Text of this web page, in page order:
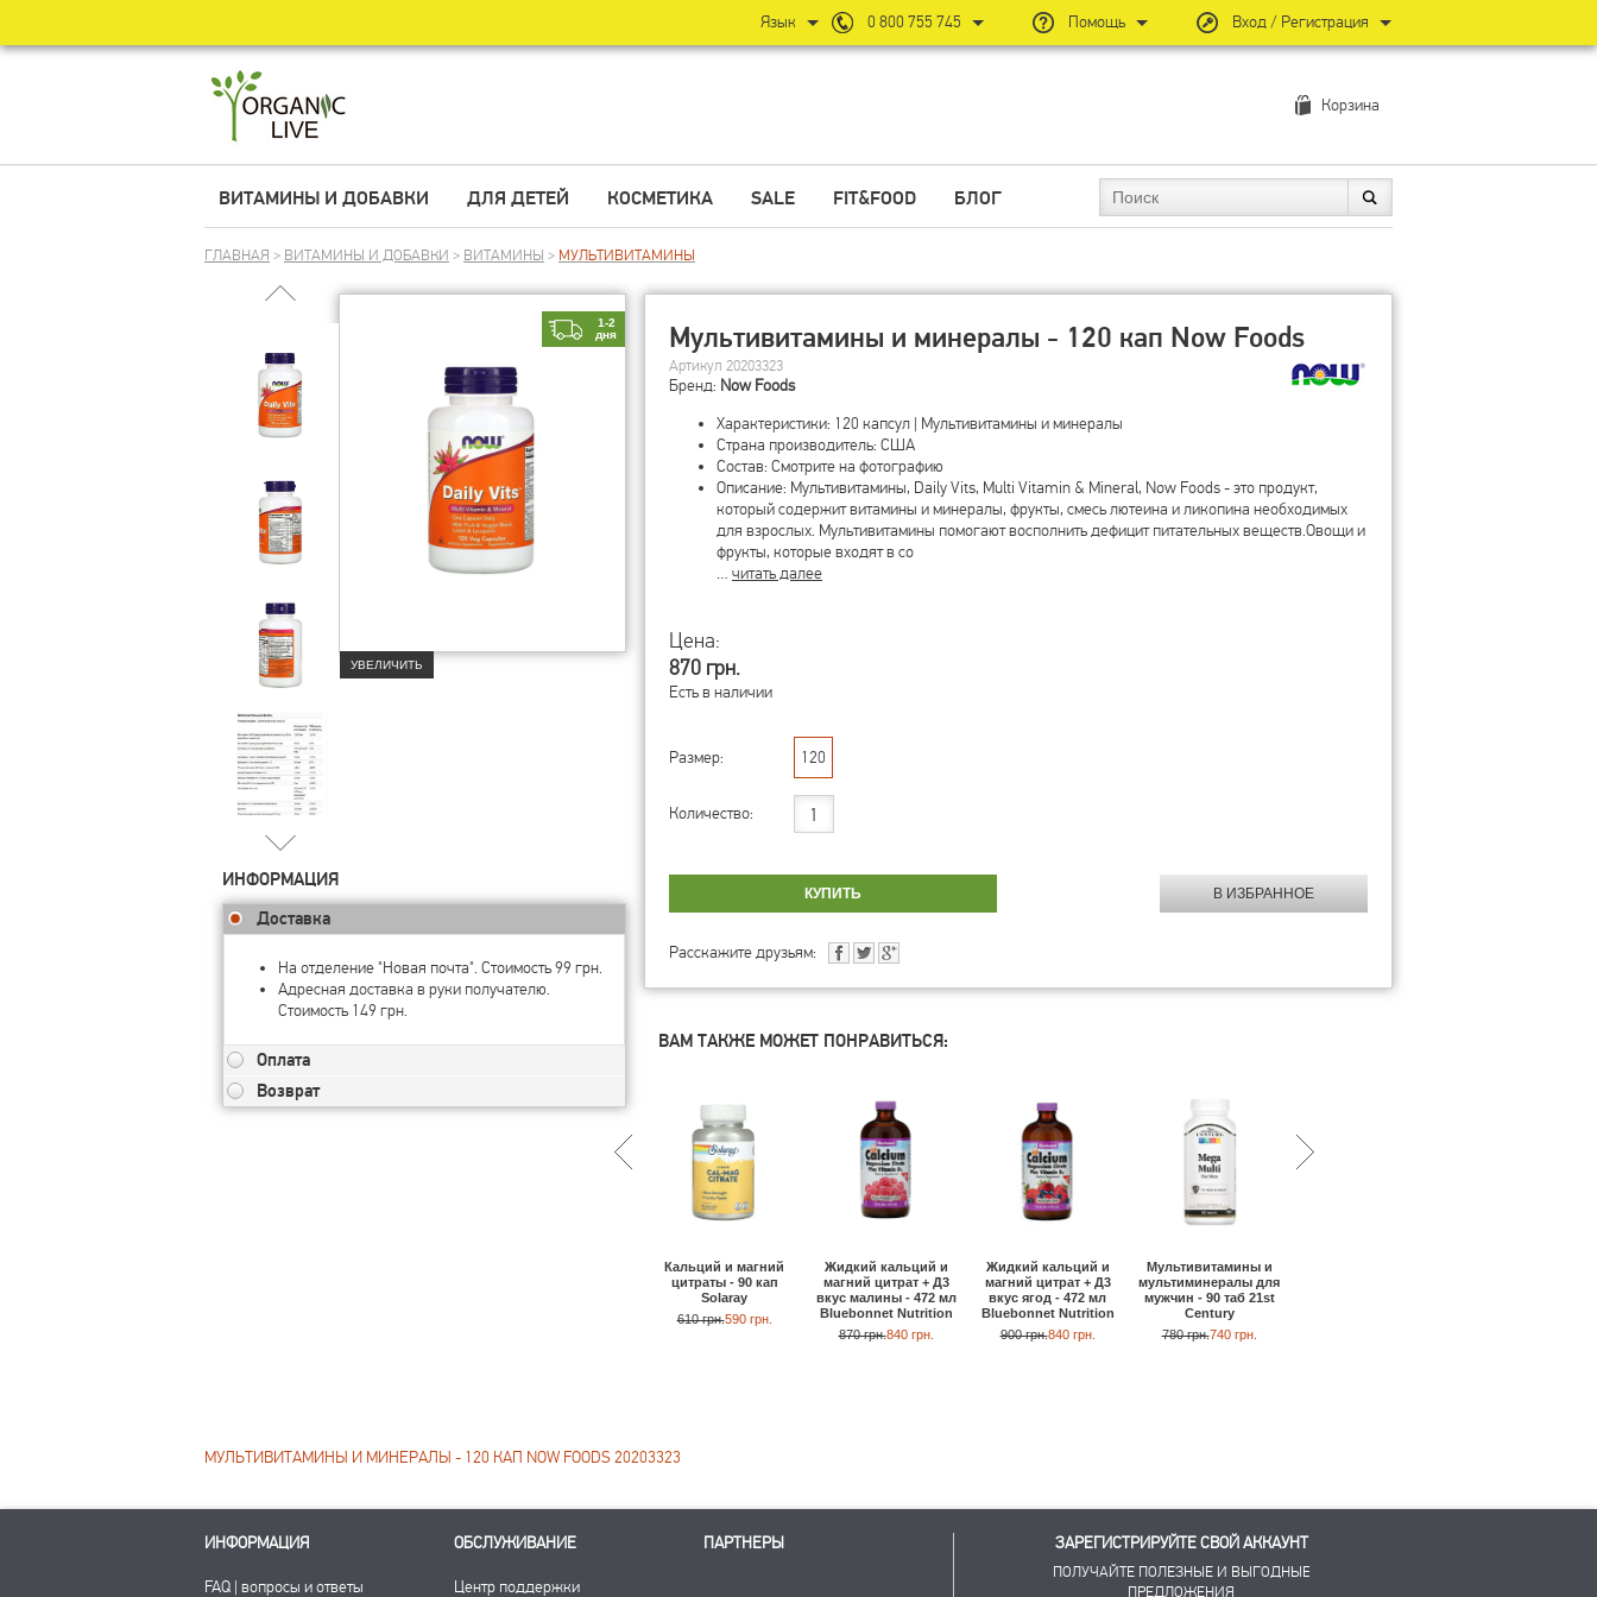
Корзина
ВИТАМИНЫ И ДОБАВКИ ДЛЯ ДЕТЕЙ КОСМЕТИКА SALE FIT&FOOD БЛОГ
ГЛАВНАЯ > ВИТАМИНЫ И ДОБАВКИ > ВИТАМИНЫ > МУЛЬТИВИТАМИНЫ
1-2
дня
УВЕЛИЧИТЬ
ИНФОРМАЦИЯ
Доставка
На отделение "Новая почта". Стоимость 99 грн.
Адресная доставка в руки получателю.
Стоимость 149 грн.
Оплата
Возврат
Мультивитамины и минералы - 120 кап Now Foods
Артикул 20203323
Бренд: Now Foods
Характеристики: 120 капсул | Мультивитамины и минералы
Страна производитель: США
Состав: Смотрите на фотографию
Описание: Мультивитамины, Daily Vits, Multi Vitamin & Mineral, Now Foods - это продукт,
который содержит витамины и минералы, фрукты, смесь лютеина и ликопина необходимых
для взрослых. Мультивитамины помогают восполнить дефицит питательных веществ.Овощи и
фрукты, которые входят в со
… читать далее
Цена:
870 грн.
Есть в наличии
Размер: 120
Количество:
Расскажите друзьям:
ВАМ ТАКЖЕ МОЖЕТ ПОНРАВИТЬСЯ:
Кальций и магний
цитраты - 90 кап
Solaray
610 грн.590 грн.
Жидкий кальций и
магний цитрат + Д3
вкус малины - 472 мл
Bluebonnet Nutrition
870 грн.840 грн.
Жидкий кальций и
магний цитрат + Д3
вкус ягод - 472 мл
Bluebonnet Nutrition
900 грн.840 грн.
Мультивитамины и
мультиминералы для
мужчин - 90 таб 21st
Century
780 грн.740 грн.
Вход / Регистрация
Помощь
0 800 755 745
Язык
МУЛЬТИВИТАМИНЫ И МИНЕРАЛЫ - 120 КАП NOW FOODS 20203323
ИНФОРМАЦИЯ
FAQ | вопросы и ответы
ОБСЛУЖИВАНИЕ
Центр поддержки
ПАРТНЕРЫ ЗАРЕГИСТРИРУЙТЕ СВОЙ АККАУНТ
ПОЛУЧАЙТЕ ПОЛЕЗНЫЕ И ВЫГОДНЫЕ
ПРЕДЛОЖЕНИЯ